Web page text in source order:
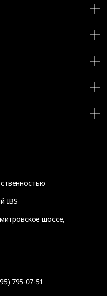
IBS
шоссе,
795-07-51